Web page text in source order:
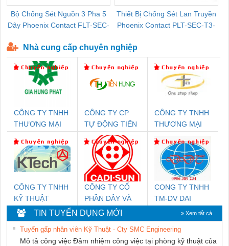
Bộ Chống Sét Nguồn 3 Pha 5
Dây Phoenix Contact FLT-SEC-
Thiết Bị Chống Sét Lan Truyền
Phoenix Contact PLT-SEC-T3-
Nhà cung cấp chuyên nghiệp
CÔNG TY TNHH
THƯƠNG MẠI
THUẬT ĐIỆN CƠ
GIA HƯNG PHÁT
CÔNG TY CP
TỰ ĐỘNG TIẾN
HƯNG
CÔNG TY TNHH
THƯƠNG MẠI
NAM
CÔNG TY TNHH
KỸ THUẬT
KTECH VIỆT
NAM
CÔNG TY CỔ
PHẦN DÂY VÀ
CÁP ĐIỆN
THƯỢNG ĐÌNH
CONG TY TNHH
TM-DV DAI
DONG THANH
TIN TUYỂN DỤNG MỚI » Xem tất cả
Tuyển gấp nhân viên Kỹ Thuật - Cty SMC Engineering
Mô tả công việc Đảm nhiệm công việc tại phòng kỹ thuật của